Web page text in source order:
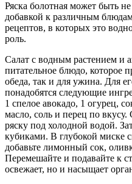
Ряска болотная может быть
добавкой к различным
рецептов, в которых это
роль.
Салат с водным растением и
питательное блюдо, которое
обеда, так и для ужина. Для
понадобятся следующие
1 спелое авокадо, 1 огурец,
масло, соль и перец по
ряску под холодной водой.
кубиками. В глубокой миске
добавьте лимонный сок,
Перемешайте и подавайте к
освежает, но и насыщает